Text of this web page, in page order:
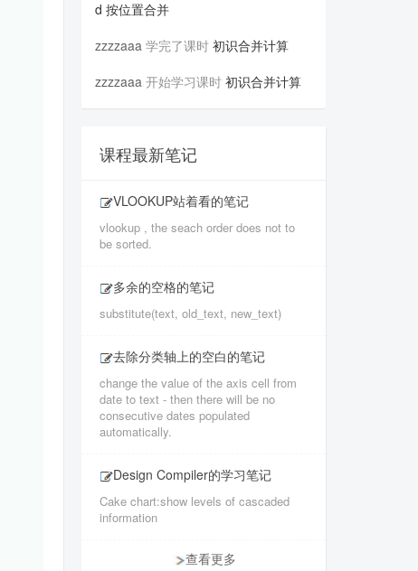
d 按位置合并
zzzzaaa 学完了课时 初识合并计算
zzzzaaa 开始学习课时 初识合并计算
课程最新笔记
VLOOKUP站着看的笔记
vlookup , the seach order does not to
be sorted.
多余的空格的笔记
substitute(text, old_text, new_text)
去除分类轴上的空白的笔记
change the value of the axis cell from
date to text - then there will be no
consecutive dates populated
automatically.
Design Compiler的学习笔记
Cake chart:show levels of cascaded
information
查看更多